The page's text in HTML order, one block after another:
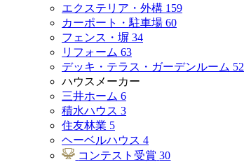
エクステリア・外構 159
カーポート・駐車場 60
フェンス・塀 34
リフォーム 63
デッキ・テラス・ガーデンルーム 52
ハウスメーカー
三井ホーム 6
積水ハウス 3
住友林業 5
ヘーベルハウス 4
コンテスト受賞 30